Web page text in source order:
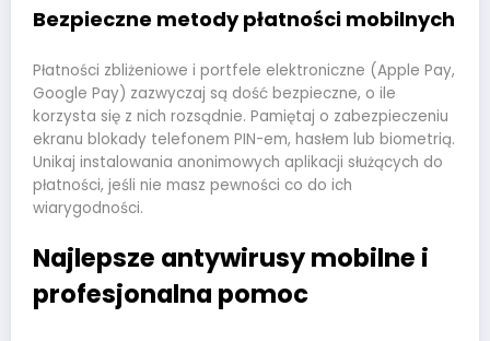
Bezpieczne metody płatności mobilnych
Płatności zbliżeniowe i portfele elektroniczne (Apple Pay,
Google Pay) zazwyczaj są dość bezpieczne, o ile
korzysta się z nich rozsądnie. Pamiętaj o zabezpieczeniu
ekranu blokady telefonem PIN-em, hasłem lub biometrią.
Unikaj instalowania anonimowych aplikacji służących do
płatności, jeśli nie masz pewności co do ich
wiarygodności.
Najlepsze antywirusy mobilne i
profesjonalna pomoc